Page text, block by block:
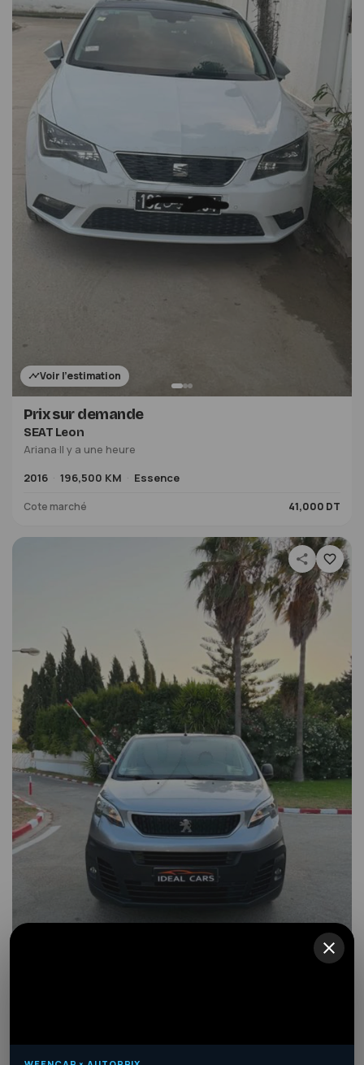
Voir l'estimation
Prix sur demande
SEAT Leon
Ariana·Il y a une heure
2016
196,500 KM Essence
Cote marché 41,000 DT
Nabeul·Il y a une heure